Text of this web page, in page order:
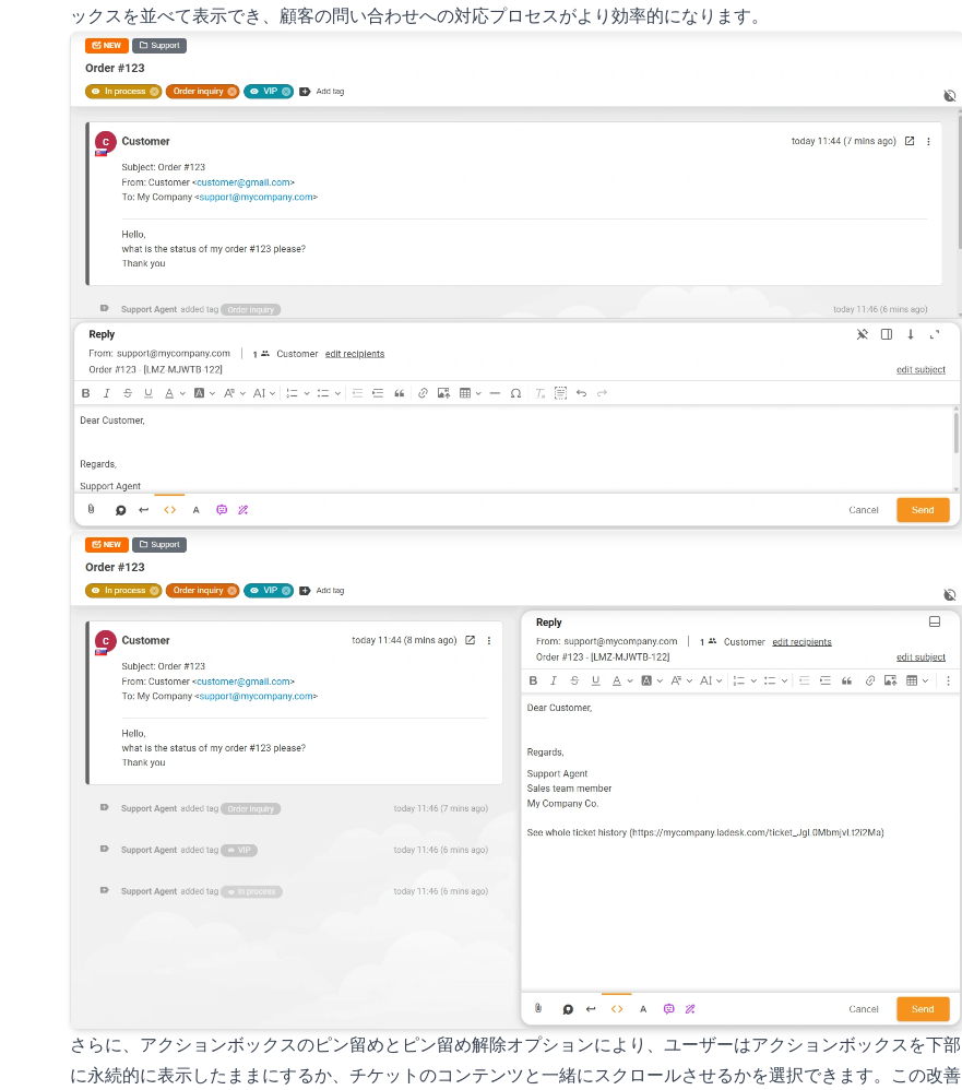
ックスを並べて表示でき、顧客の問い合わせへの対応プロセスがより効率的になります。
さらに、アクションボックスのピン留めとピン留め解除オプションにより、ユーザーはアクションボックスを下部
に永続的に表示したままにするか、チケットのコンテンツと一緒にスクロールさせるかを選択できます。この改善